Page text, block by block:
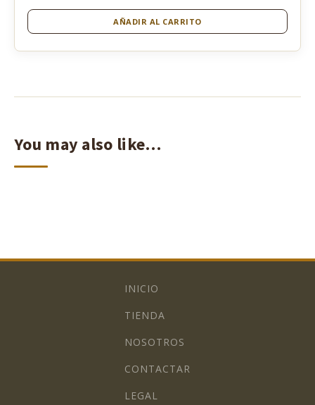
AÑADIR AL CARRITO
You may also like…
INICIO
TIENDA
NOSOTROS
CONTACTAR
LEGAL